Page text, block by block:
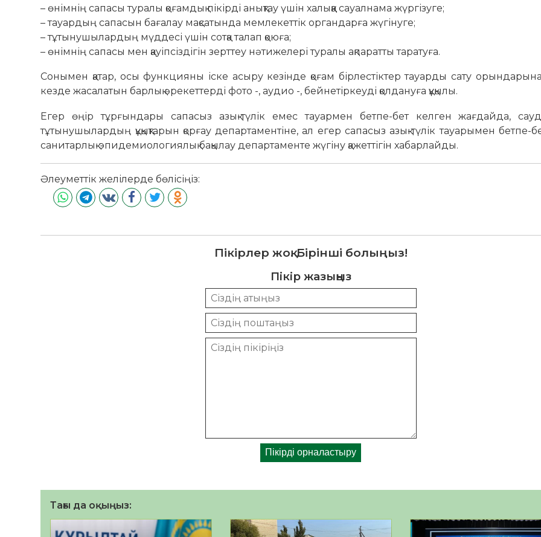
– өнімнің сапасы туралы қоғамдық пікірді анықтау үшін халыққа сауалнама жүргізуге;
– тауардың сапасын бағалау мақсатында мемлекеттік органдарға жүгінуге;
– тұтынушылардың мүддесі үшін сотқа талап қоюға;
– өнімнің сапасы мен қауіпсіздігін зерттеу нәтижелері туралы ақпаратты таратуға.
Сонымен қатар, осы функцияны іске асыру кезінде қоғам бірлестіктер тауарды сату
кезде жасалатын барлық әрекеттерді фото -, аудио -, бейнетіркеуді қолдануға құқылы.
Егер өңір тұрғындары сапасыз азық-түлік емес тауармен бетпе-бет келген жағдайда,
тұтынушылардың құқықтарын қорғау департаментіне, ал егер сапасыз азық-түлік тауарымен бетпе-
санитарлық-эпидемиологиялық бақылау департаменте жүгіну қажеттігін хабарлайды.
Әлеуметтік желілерде бөлісіңіз:
Пікірлер жоқ. Бірінші болыңыз!
Пікір жазыңыз
Тағы да оқыңыз: